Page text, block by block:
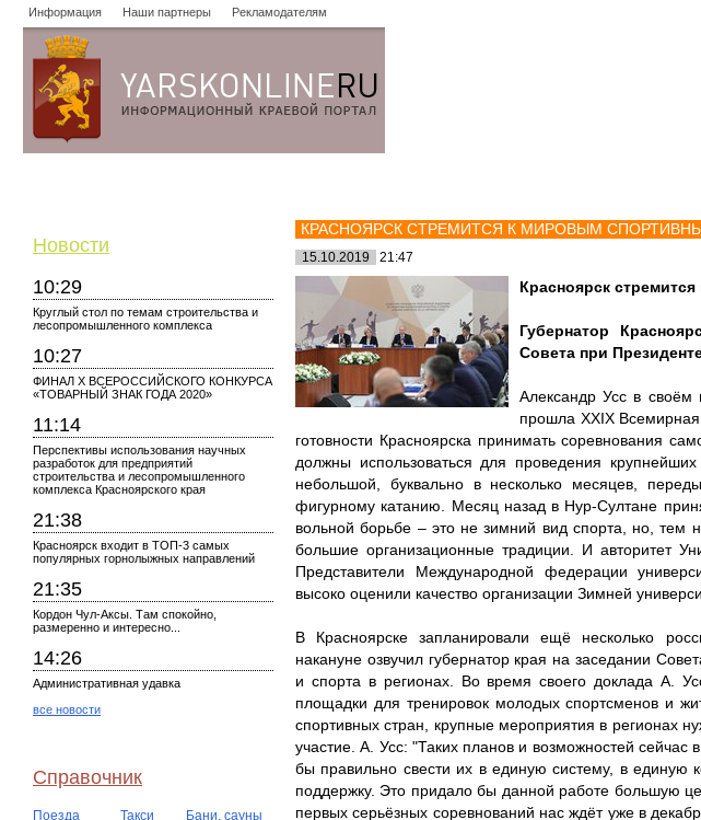
Информация Наши партнеры Рекламодателям
Новости
10:29
Круглый стол по темам строительства и
лесопромышленного комплекса
10:27
ФИНАЛ X ВСЕРОССИЙСКОГО КОНКУРСА
«ТОВАРНЫЙ ЗНАК ГОДА 2020»
11:14
Перспективы использования научных
разработок для предприятий
строительства и лесопромышленного
комплекса Красноярского края
21:38
Красноярск входит в ТОП-3 самых
популярных горнолыжных направлений
21:35
Кордон Чул-Аксы. Там спокойно,
размеренно и интересно...
14:26
Административная удавка
все новости
Справочник
Поезда Такси
Бани, сауны
КРАСНОЯРСК СТРЕМИТСЯ К МИРОВЫМ
15.10.2019 21:47
Красноярск
Губернатор
Совета при
Александр Усс в своём
прошла XXIX Всемирная
готовности Красноярска принимать соревнования
должны использоваться для проведения
небольшой, буквально в несколько месяцев,
фигурному катанию. Месяц назад в Нур-Султане
вольной борьбе – это не зимний вид спорта, но, тем
большие организационные традиции. И авторитет
Представители Международной федерации
высоко оценили качество организации Зимней
В Красноярске запланировали ещё несколько
накануне озвучил губернатор края на заседании
и спорта в регионах. Во время своего доклада А.
площадки для тренировок молодых спортсменов и
спортивных стран, крупные мероприятия в регионах
участие. А. Усс: "Таких планов и возможностей
бы правильно свести их в единую систему, в единую
поддержку. Это придало бы данной работе большую
первых серьёзных соревнований нас ждёт уже в